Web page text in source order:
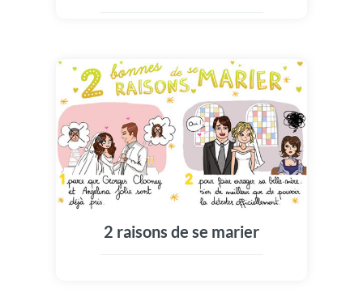
2 raisons de se marier